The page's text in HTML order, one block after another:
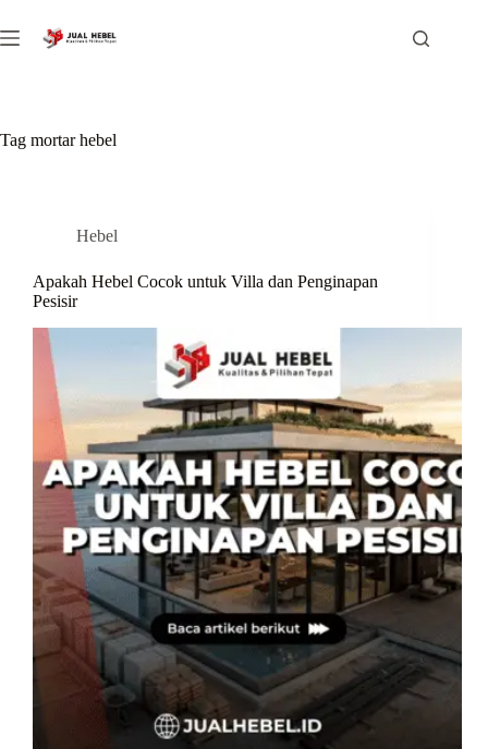
to
content
Tag mortar hebel
Hebel
Apakah Hebel Cocok untuk Villa dan Penginapan
Pesisir